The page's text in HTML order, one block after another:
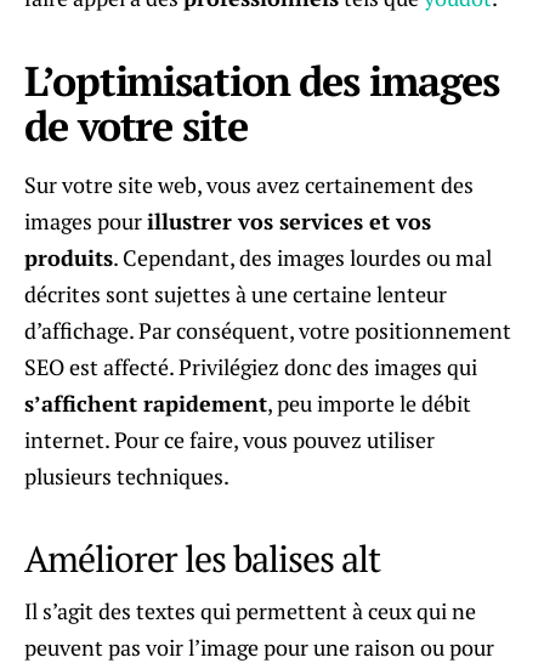
L’optimisation des images
de votre site
Sur votre site web, vous avez certainement des
images pourillustrer vos services et vos
produits. Cependant, des images lourdes ou mal
décrites sont sujettes à une certaine lenteur
d’affichage. Par conséquent, votre positionnement
SEO est affecté. Privilégiez donc des images qui
s’affichent rapidement, peu importe le débit
internet. Pour ce faire, vous pouvez utiliser
plusieurs techniques.
Améliorer les balises alt
Il s’agit des textes qui permettent à ceux qui ne
peuvent pas voir l’image pour une raison ou pour